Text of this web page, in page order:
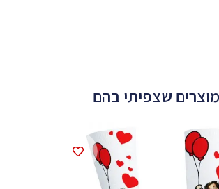
מוצרים שצפיתי בהם